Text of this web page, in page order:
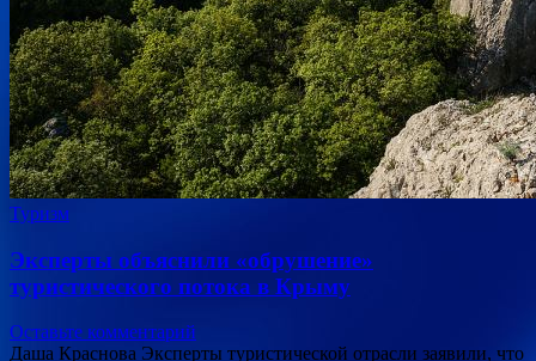
Туризм
Эксперты объяснили «обрушение»
туристического потока в Крыму
Оставьте комментарий
Даша Краснова Эксперты туристической отрасли заявили, что